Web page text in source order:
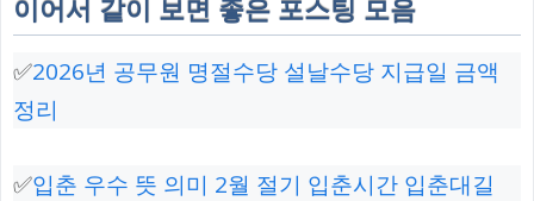
이어서 같이 보면 좋은 포스팅 모음
✅2026년 공무원 명절수당 설날수당 지급일 금액
정리
✅입춘 우수 뜻 의미 2월 절기 입춘시간 입춘대길